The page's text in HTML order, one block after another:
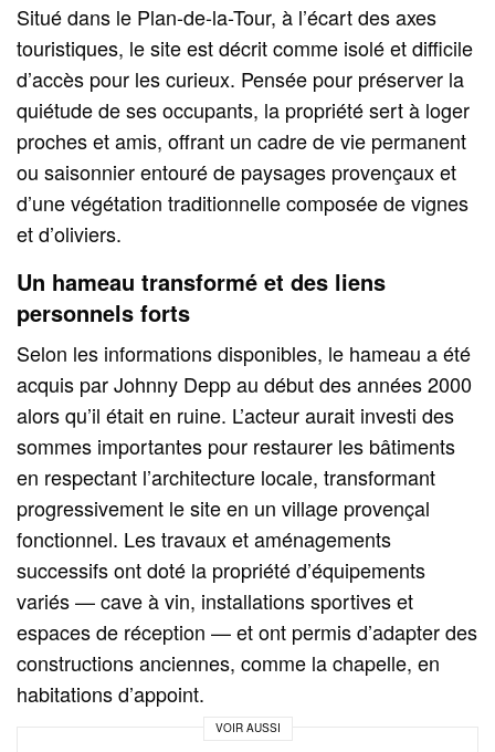
Situé dans le Plan-de-la-Tour, à l’écart des axes
touristiques, le site est décrit comme isolé et difficile
d’accès pour les curieux. Pensée pour préserver la
quiétude de ses occupants, la propriété sert à loger
proches et amis, offrant un cadre de vie permanent
ou saisonnier entouré de paysages provençaux et
d’une végétation traditionnelle composée de vignes
et d’oliviers.
Un hameau transformé et des liens
personnels forts
Selon les informations disponibles, le hameau a été
acquis par Johnny Depp au début des années 2000
alors qu’il était en ruine. L’acteur aurait investi des
sommes importantes pour restaurer les bâtiments
en respectant l’architecture locale, transformant
progressivement le site en un village provençal
fonctionnel. Les travaux et aménagements
successifs ont doté la propriété d’équipements
variés — cave à vin, installations sportives et
espaces de réception — et ont permis d’adapter des
constructions anciennes, comme la chapelle, en
habitations d’appoint.
VOIR AUSSI